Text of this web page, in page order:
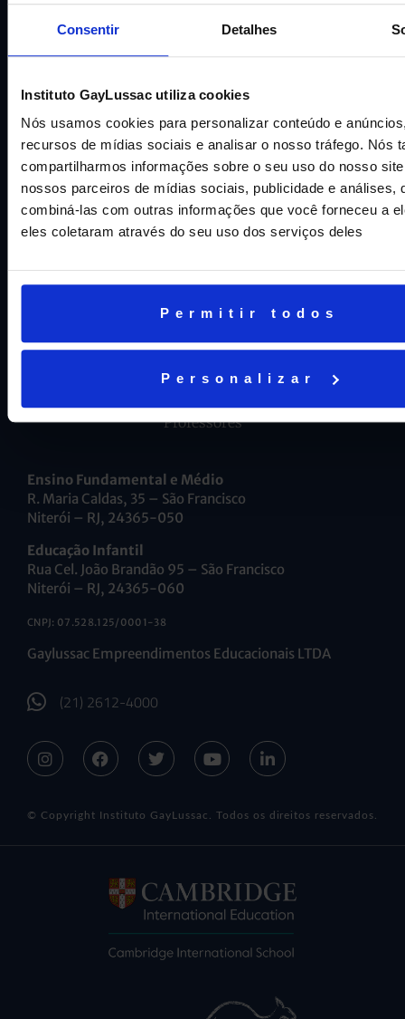
Consentir Detalhes
Instituto GayLussac utiliza cookies
Nós usamos cookies para personalizar conteúdo e
recursos de mídias sociais e analisar o nosso tráfego. Nós
compartilharmos informações sobre o seu uso do nosso
nossos parceiros de mídias sociais, publicidade e análises,
combiná-las com outras informações que você forneceu a
eles coletaram através do seu uso dos serviços deles
Permitir todos
Personalizar
CNPJ: 16.707.495/0001-23
AJUDA E SUPORTE
Fale conosco
Trabalhe Conosco
Aviso geral de proteção de dados
Alunos e Responsáveis
Professores
Ensino Fundamental e Médio
R. Maria Caldas, 35 – São Francisco
Niterói – RJ, 24365-050
Educação Infantil
Rua Cel. João Brandão 95 – São Francisco
Niterói – RJ, 24365-060
CNPJ: 07.528.125/0001-38
Gaylussac Empreendimentos Educacionais LTDA
(21) 2612-4000
© Copyright Instituto GayLussac. Todos os direitos reservados.